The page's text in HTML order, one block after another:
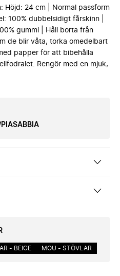
Höjd: 24 cm | Normal passform
100% dubbelsidigt fårskinn |
gummi | Håll borta från
de blir våta, torka omedelbart
papper för att bibehålla
Rengör med en mjuk,
- BEIGE MOU - STÖVLAR